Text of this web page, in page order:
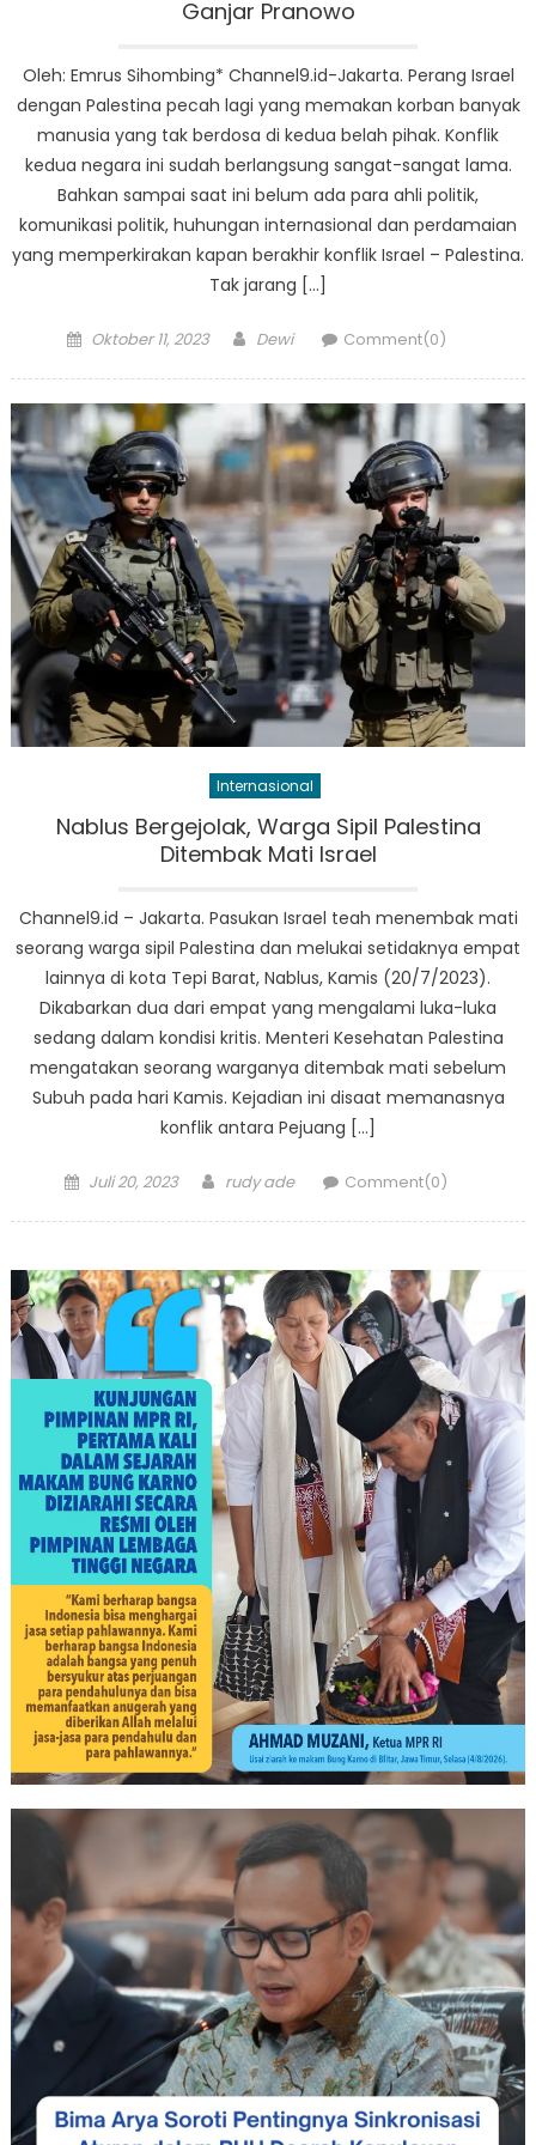
Ganjar Pranowo
Oleh: Emrus Sihombing* Channel9.id-Jakarta. Perang Israel
dengan Palestina pecah lagi yang memakan korban banyak
manusia yang tak berdosa di kedua belah pihak. Konflik
kedua negara ini sudah berlangsung sangat-sangat lama.
Bahkan sampai saat ini belum ada para ahli politik,
komunikasi politik, huhungan internasional dan perdamaian
yang memperkirakan kapan berakhir konflik Israel – Palestina.
Tak jarang […]
Posted
Oktober 11, 2023 Author
Dewi Comment(0)
Internasional
Nablus Bergejolak, Warga Sipil Palestina
Ditembak Mati Israel
Channel9.id – Jakarta. Pasukan Israel teah menembak mati
seorang warga sipil Palestina dan melukai setidaknya empat
lainnya di kota Tepi Barat, Nablus, Kamis (20/7/2023).
Dikabarkan dua dari empat yang mengalami luka-luka
sedang dalam kondisi kritis. Menteri Kesehatan Palestina
mengatakan seorang warganya ditembak mati sebelum
Subuh pada hari Kamis. Kejadian ini disaat memanasnya
konflik antara Pejuang […]
Posted
Juli 20, 2023 Author
rudy ade Comment(0)